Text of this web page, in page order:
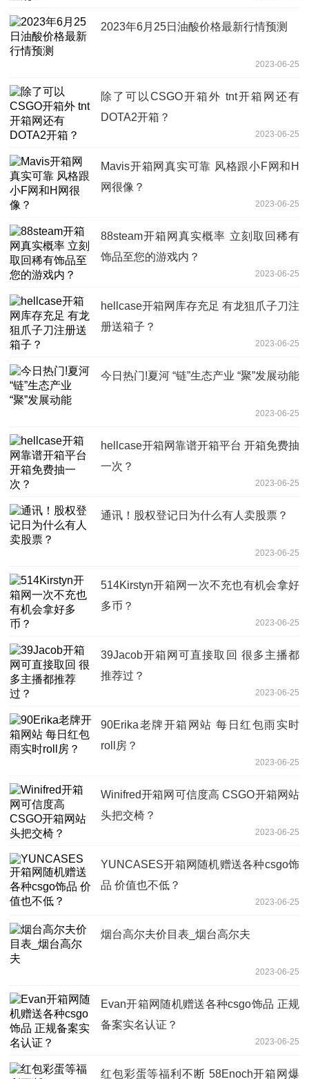
2023年6月25日油酸价格最新行情预测
2023-06-25
除了可以CSGO开箱外 tnt开箱网还有
DOTA2开箱？
2023-06-25
Mavis开箱网真实可靠 风格跟小F网和H
网很像？
2023-06-25
88steam开箱网真实概率 立刻取回稀有
饰品至您的游戏内？
2023-06-25
hellcase开箱网库存充足 有龙狙爪子刀注
册送箱子？
2023-06-25
今日热门!夏河 “链”生态产业 “聚”发展动能
2023-06-25
hellcase开箱网靠谱开箱平台 开箱免费抽
一次？
2023-06-25
通讯！股权登记日为什么有人卖股票？
2023-06-25
514Kirstyn开箱网一次不充也有机会拿好
多币？
2023-06-25
39Jacob开箱网可直接取回 很多主播都
推荐过？
2023-06-25
90Erika老牌开箱网站 每日红包雨实时
roll房？
2023-06-25
Winifred开箱网可信度高 CSGO开箱网站
头把交椅？
2023-06-25
YUNCASES开箱网随机赠送各种csgo饰
品 价值也不低？
2023-06-25
烟台高尔夫价目表_烟台高尔夫
2023-06-25
Evan开箱网随机赠送各种csgo饰品 正规
备案实名认证？
2023-06-25
红包彩蛋等福利不断 58Enoch开箱网爆